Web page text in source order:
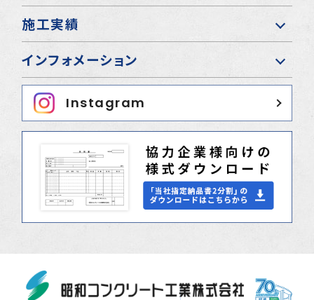
施工実績
インフォメーション
Instagram